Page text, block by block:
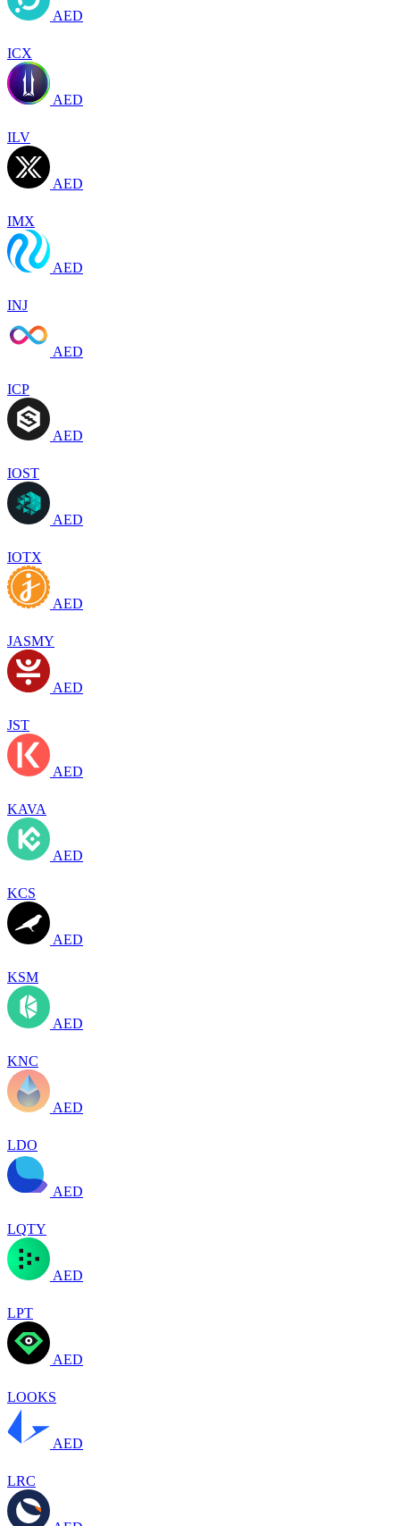
AED
ICX
AED
ILV
AED
IMX
AED
INJ
AED
ICP
AED
IOST
AED
IOTX
AED
JASMY
AED
JST
AED
KAVA
AED
KCS
AED
KSM
AED
KNC
AED
LDO
AED
LQTY
AED
LPT
AED
LOOKS
AED
LRC